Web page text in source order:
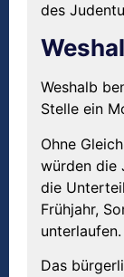
des
Weshalb
Stelle ein
Ohne
würden die
die
Frühjahr,
unterlaufen.
Das